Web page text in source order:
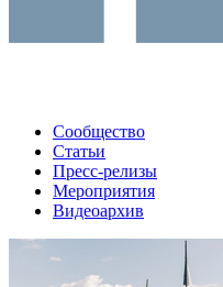
Сообщество
Статьи
Пресс-релизы
Мероприятия
Видеоархив